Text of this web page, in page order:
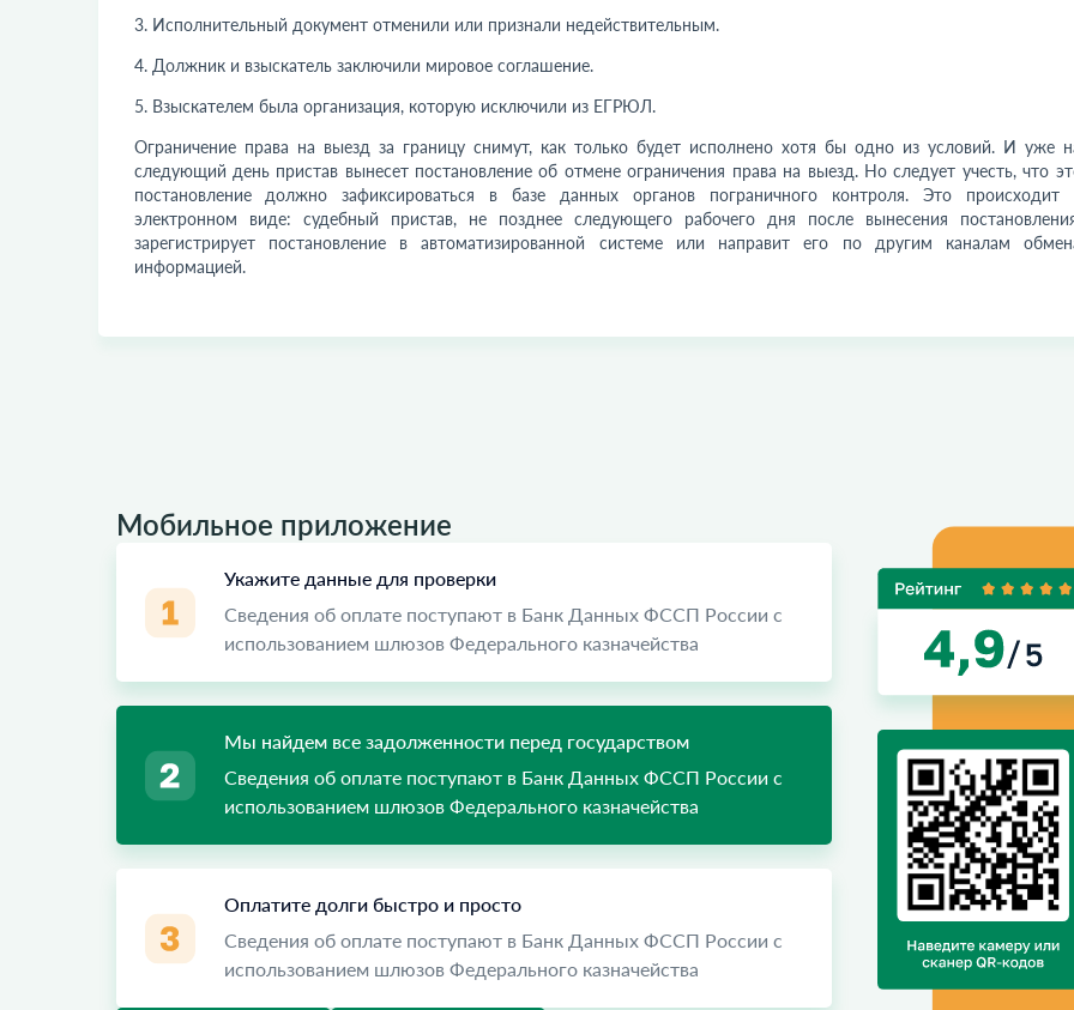
3. Исполнительный документ отменили или признали недействительным.
4. Должник и взыскатель заключили мировое соглашение.
5. Взыскателем была организация, которую исключили из ЕГРЮЛ.
Ограничение права на выезд за границу снимут, как только будет исполнено хотя бы одно из условий. И уже
следующий день пристав вынесет постановление об отмене ограничения права на выезд. Но следует учесть, что
постановление должно зафиксироваться в базе данных органов пограничного контроля. Это происходит
электронном виде: судебный пристав, не позднее следующего рабочего дня после вынесения
зарегистрирует постановление в автоматизированной системе или направит его по другим каналам
информацией.
Мобильное приложение
Укажите данные для проверки
Сведения об оплате поступают в Банк Данных ФССП России с
использованием шлюзов Федерального казначейства
Мы найдем все задолженности перед государством
Сведения об оплате поступают в Банк Данных ФССП России с
использованием шлюзов Федерального казначейства
Оплатите долги быстро и просто
Сведения об оплате поступают в Банк Данных ФССП России с
использованием шлюзов Федерального казначейства